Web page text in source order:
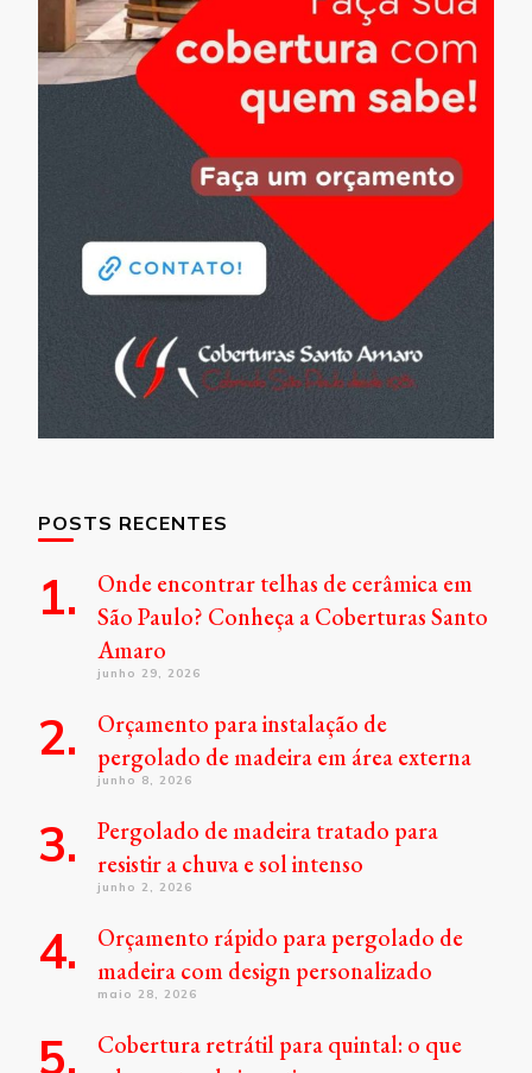
POSTS RECENTES
Onde encontrar telhas de cerâmica em
São Paulo? Conheça a Coberturas Santo
Amaro
junho 29, 2026
Orçamento para instalação de
pergolado de madeira em área externa
junho 8, 2026
Pergolado de madeira tratado para
resistir a chuva e sol intenso
junho 2, 2026
Orçamento rápido para pergolado de
madeira com design personalizado
maio 28, 2026
Cobertura retrátil para quintal: o que